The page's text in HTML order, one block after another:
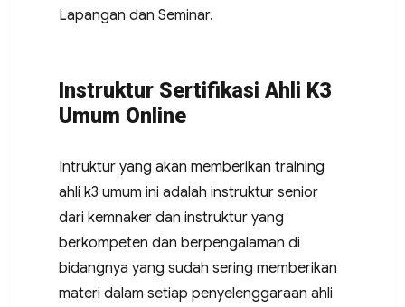
Lapangan dan Seminar.
Instruktur Sertifikasi Ahli K3
Umum Online
Intruktur yang akan memberikan training
ahli k3 umum ini adalah instruktur senior
dari kemnaker dan instruktur yang
berkompeten dan berpengalaman di
bidangnya yang sudah sering memberikan
materi dalam setiap penyelenggaraan ahli